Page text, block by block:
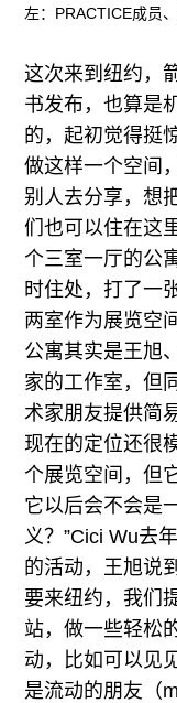
左：PRACTICE成员
这次来到纽约，
书发布，也算是
的，起初觉得挺
做这样一个空间
别人去分享，想
们也可以住在这
个三室一厅的公
时住处，打了一
两室作为展览空
公寓其实是王旭
家的工作室，但
术家朋友提供简
现在的定位还很
个展览空间，但
它以后会不会是
义？”Cici Wu去
的活动，王旭说
要来纽约，我们
站，做一些轻松
动，比如可以见
是流动的朋友（